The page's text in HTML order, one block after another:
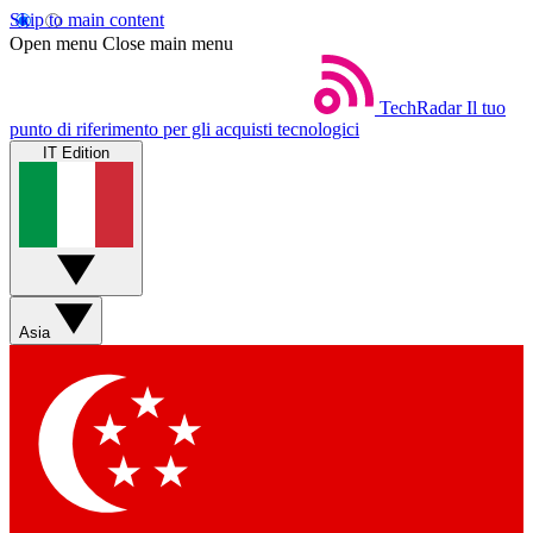
Skip to main content
Open menu Close main menu
TechRadar Il tuo
punto di riferimento per gli acquisti tecnologici
IT Edition
Asia